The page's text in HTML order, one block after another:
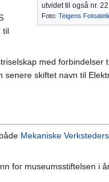
utvidet til også nr.
Foto: Teigens
til
med
senere skiftet navn til
Mekaniske
for museumsstiftelsen i